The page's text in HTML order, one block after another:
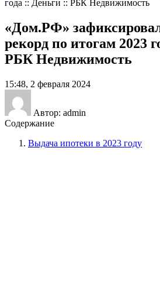
«Дом.РФ»
рекорд по итогам 2023
РБК Недвижимость
15:48, 2 февраля 2024
Автор: admin
Содержание
Выдача ипотеки в 2023 году